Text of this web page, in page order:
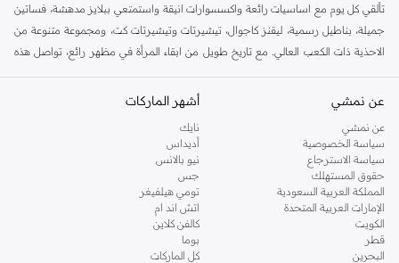
تألقي كل يوم مع اساسيات رائعة واكسسوارات انيقة واستمتعي ببلايز مدهشة، فساتين
جميلة، بناطيل رسمية، ليقنز كاجوال، تيشيرتات وتيشيرتات كت، ومجموعة متنوعة من
الاحذية ذات الكعب العالي. مع تاريخ طويل من ابقاء المرأة في مظهر رائع، تواصل هذه
كنت تقومين بتجديد خزانة ملابسك الملائمة للعمل، البحث عن فستان مثالي للحفلات او
اليه.
تسوقي دوروثي بيركنز اون لاين مسقط
تسوقي دوروثي بيركنز اون لاين من نمشي واستمتعي باكثر من الف ستايل من مجموعة
دوروثي بيركنز الشهيرة. تصفحي المجموعة كاملة في متجر دوروثي بيركنز اون لاين او
استخدمي القائمة لتحديد تجربة تسوق دوروثي بيركنز اون لاين. خدمة التوصيل السريعة
والدعم الاستثنائي يضمن لك تجربة تسوق ممتعة دائما مع نمشي.
عن نمشي
عن نمشي
سياسة الخصوصية
سياسة الاسترجاع
حقوق المستهلك
المملكة العربية السعودية
الإمارات العربية المتحدة
الكويت
قطر
البحرين
أشهر الماركات
نايك
أديداس
نيو بالانس
جس
تومي هيلفيغر
اتش اند ام
كالفن كلاين
بوما
كل الماركات